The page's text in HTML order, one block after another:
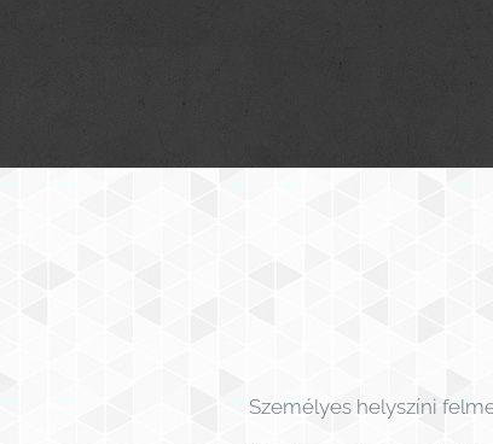
Személyes helyszíni